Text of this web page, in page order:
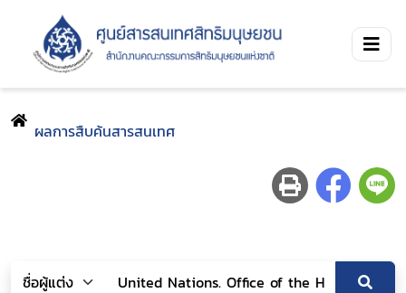
ผลการสืบค้นสารสนเทศ